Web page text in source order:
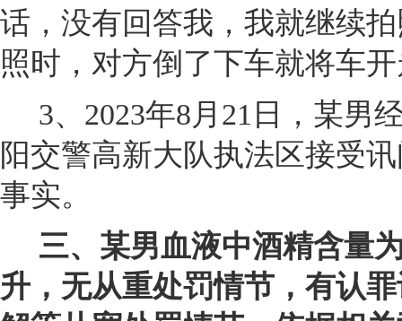
话，没有回答我，我就继续
照时，对方倒了下车就将车
3、2023年8月21日，某男
阳交警高新大队执法区接受
事实。
三、某男血液中酒精含量
升，无从重处罚情节，有认